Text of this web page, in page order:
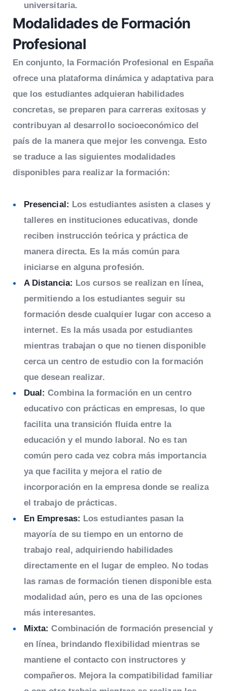
universitaria.
Modalidades de Formación
Profesional
En conjunto, laFormación Profesional en España
ofrece una plataforma dinámica y adaptativa para
que los estudiantes adquieran habilidades
concretas, se preparen para carreras exitosas y
contribuyan al desarrollo socioeconómico del
país de la manera que mejor les convenga. Esto
se traduce a las siguientes modalidades
disponibles para realizar la formación:
Presencial: Los estudiantes asisten a clases y
talleres en instituciones educativas, donde
reciben instrucción teórica y práctica de
manera directa. Es la más común para
iniciarse en alguna profesión.
A Distancia: Los cursos se realizan en línea,
permitiendo a los estudiantes seguir su
formación desde cualquier lugar con acceso a
internet. Es la más usada por estudiantes
mientras trabajan o que no tienen disponible
cerca un centro de estudio con la formación
que desean realizar.
Dual: Combina la formación en un centro
educativo con prácticas en empresas, lo que
facilita una transición fluida entre la
educación y el mundo laboral. No es tan
común pero cada vez cobra más importancia
ya que facilita y mejora el ratio de
incorporación en la empresa donde se realiza
el trabajo de prácticas.
En Empresas: Los estudiantes pasan la
mayoría de su tiempo en un entorno de
trabajo real, adquiriendo habilidades
directamente en el lugar de empleo. No todas
las ramas de formación tienen disponible esta
modalidad aún, pero es una de las opciones
más interesantes.
Mixta: Combinación de formación presencial y
en línea, brindando flexibilidad mientras se
mantiene el contacto con instructores y
compañeros. Mejora la compatibilidad familiar